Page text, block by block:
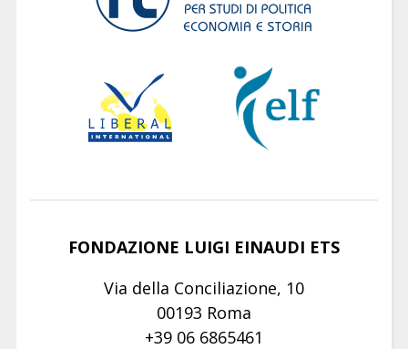
FONDAZIONE LUIGI EINAUDI ETS
Via della Conciliazione, 10
00193 Roma
+39 06 6865461